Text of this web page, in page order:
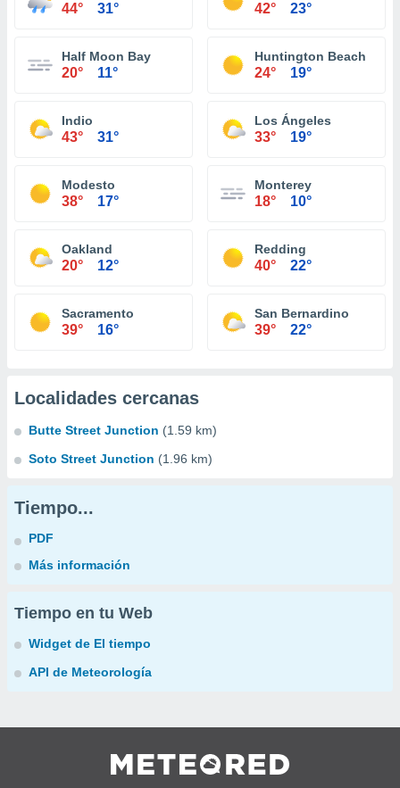
44° 31° 42° 23°
Half Moon Bay
20° 11°
Huntington Beach
24° 19°
Indio
43° 31°
Los Ángeles
33° 19°
Modesto
38° 17°
Monterey
18° 10°
Oakland
20° 12°
Redding
40° 22°
Sacramento
39° 16°
San Bernardino
39° 22°
Localidades cercanas
Butte Street Junction (1.59 km)
Soto Street Junction (1.96 km)
Tiempo...
PDF
Más información
Tiempo en tu Web
Widget de El tiempo
API de Meteorología